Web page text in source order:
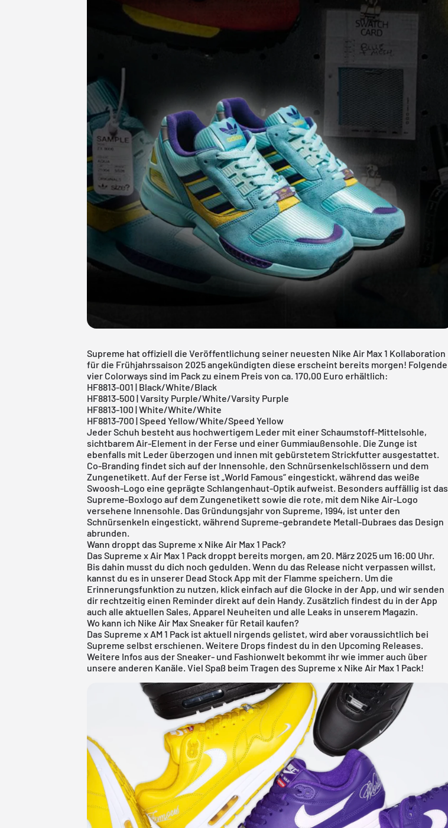
Supreme hat offiziell die Veröffentlichung seiner neuesten Nike Air Max 1 Kollaboration
für die Frühjahrssaison 2025 angekündigten diese erscheint bereits morgen! Folgende
vier Colorways sind im Pack zu einem Preis von ca. 170,00 Euro erhältlich:
HF8813-001 | Black/White/Black
HF8813-500 | Varsity Purple/White/Varsity Purple
HF8813-100 | White/White/White
HF8813-700 | Speed Yellow/White/Speed Yellow
Jeder Schuh besteht aus hochwertigem Leder mit einer Schaumstoff-Mittelsohle,
sichtbarem Air-Element in der Ferse und einer Gummiaußensohle. Die Zunge ist
ebenfalls mit Leder überzogen und innen mit gebürstetem Strickfutter ausgestattet.
Co-Branding findet sich auf der Innensohle, den Schnürsenkelschlössern und dem
Zungenetikett. Auf der Ferse ist „World Famous“ eingestickt, während das weiße
Swoosh-Logo eine geprägte Schlangenhaut-Optik aufweist. Besonders auffällig ist das
Supreme-Boxlogo auf dem Zungenetikett sowie die rote, mit dem Nike Air-Logo
versehene Innensohle. Das Gründungsjahr von Supreme, 1994, ist unter den
Schnürsenkeln eingestickt, während Supreme-gebrandete Metall-Dubraes das Design
abrunden.
Wann droppt das Supreme x Nike Air Max 1 Pack?
Das Supreme x Air Max 1 Pack droppt bereits morgen, am 20. März 2025 um 16:00 Uhr.
Bis dahin musst du dich noch gedulden. Wenn du das Release nicht verpassen willst,
kannst du es in unserer Dead Stock App mit der Flamme speichern. Um die
Erinnerungsfunktion zu nutzen, klick einfach auf die Glocke in der App, und wir senden
dir rechtzeitig einen Reminder direkt auf dein Handy. Zusätzlich findest du in der App
auch alle aktuellen Sales, Apparel Neuheiten und alle Leaks in unserem Magazin.
Wo kann ich Nike Air Max Sneaker für Retail kaufen?
Das Supreme x AM 1 Pack ist aktuell nirgends gelistet, wird aber voraussichtlich bei
Supreme selbst erschienen. Weitere Drops findest du in den Upcoming Releases
Weitere Infos aus der Sneaker- und Fashionwelt bekommt ihr wie immer auch über
unsere anderen Kanäle. Viel Spaß beim Tragen des Supreme x Nike Air Max 1 Pack!